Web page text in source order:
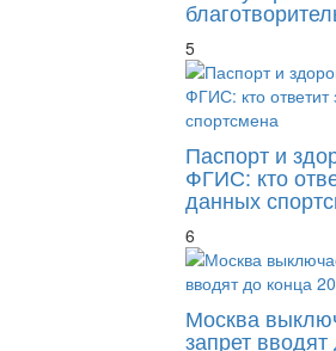
5
Паспорт и
ФГИС: кто
данных
6
Москва
запрет